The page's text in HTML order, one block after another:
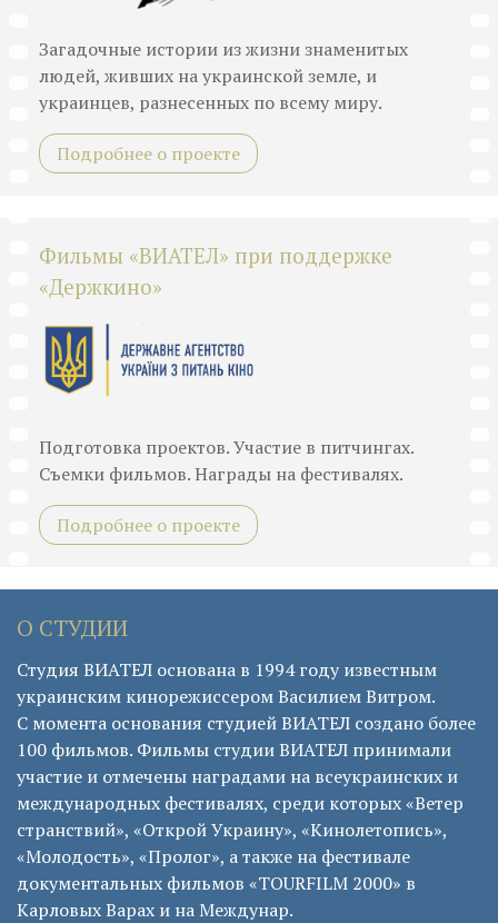
Загадочные истории из жизни знаменитых
людей, живших на украинской земле, и
украинцев, разнесенных по всему миру.
Подробнее о проекте
Фильмы «ВИАТЕЛ» при поддержке
«Держкино»
Подготовка проектов. Участие в питчингах.
Съемки фильмов. Награды на фестивалях.
Подробнее о проекте
О СТУДИИ
Студия ВИАТЕЛ основана в 1994 году известным
украинским кинорежиссером Василием Витром.
С момента основания студией ВИАТЕЛ создано более
100 фильмов. Фильмы студии ВИАТЕЛ принимали
участие и отмечены наградами на всеукраинских и
международных фестивалях, среди которых «Ветер
странствий», «Открой Украину», «Кинолетопись»,
«Молодость», «Пролог», а также на фестивале
документальных фильмов «TOURFILM 2000» в
Карловых Варах и на Междунар.